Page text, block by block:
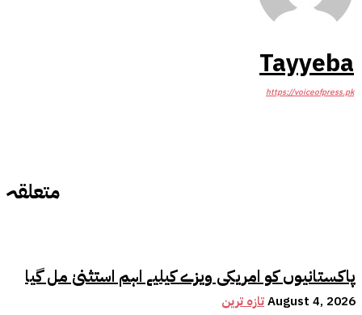
متعلقہ
پاکستانیوں کو امریکی ویزے کیلیے اہم استثنیٰ مل گیا
تازہ ترینAugust 4, 2026
Tayyeba
https://voiceofpress.pk